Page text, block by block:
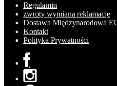
Regulamin
zwroty wymiana reklamacje
Dostawa Międzynarodowa
Kontakt
Polityka Prywatności